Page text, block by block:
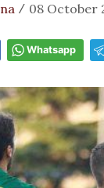
/ 08 October
Whatsapp